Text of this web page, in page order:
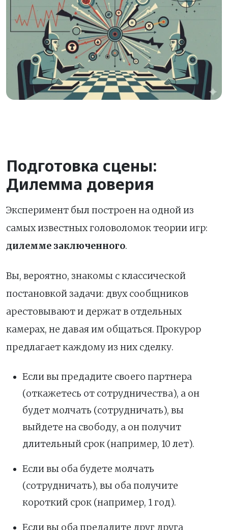
Подготовка сцены:
Дилемма доверия
Эксперимент был построен на одной из
самых известных головоломок теории игр:
дилемме заключенного.
Вы, вероятно, знакомы с классической
постановкой задачи: двух сообщников
арестовывают и держат в отдельных
камерах, не давая им общаться. Прокурор
предлагает каждому из них сделку.
Если вы предадите своего партнера
(откажетесь от сотрудничества), а он
будет молчать (сотрудничать), вы
выйдете на свободу, а он получит
длительный срок (например, 10 лет).
Если вы оба будете молчать
(сотрудничать), вы оба получите
короткий срок (например, 1 год).
Если вы оба предадите друг друга